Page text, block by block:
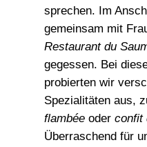
sprechen. Im
gemeinsam mit
Restaurant du
gegessen. Bei
probierten wir
Spezialitäten aus,
flambée oderconfit
Überraschend für